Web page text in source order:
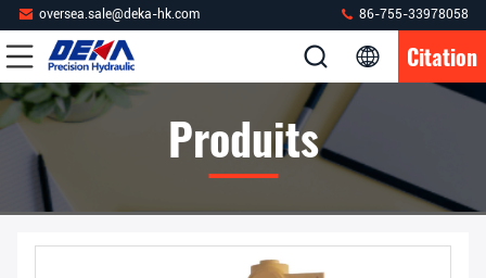
oversea.sale@deka-hk.com 86-755-33978058
Citation
Produits